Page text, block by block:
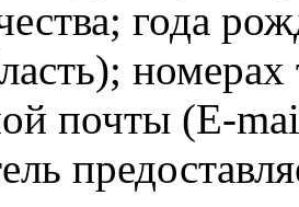
года
почты (E-